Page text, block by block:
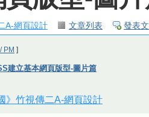
A-網頁設計 文章列表 發表
PM ]
建立基本網頁版型-圖片篇
》竹視傳二A-網頁設計